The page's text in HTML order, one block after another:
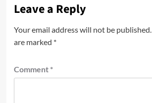
Leave a Reply
Your email address will not be published.
are marked *
Comment *